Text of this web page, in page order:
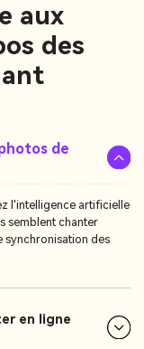
aux
des
de
l'intelligence artificielle
semblent chanter
synchronisation des
en ligne